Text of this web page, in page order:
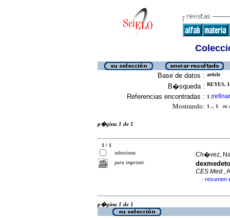
Base de datos : article
B�squeda : REYES,
Referencias encontradas : 1 [refinar
Mostrando: 1 .. 1 en
p�gina 1 de 1
1 / 1
selecciona
para imprimir
Ch�vez,
CES Med.,
· resumen
p�gina 1 de 1